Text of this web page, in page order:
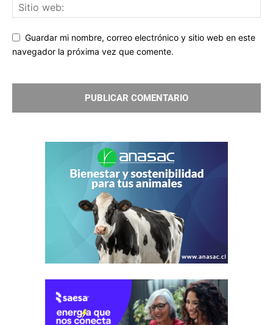
Guardar mi nombre, correo electrónico y sitio web en este
navegador la próxima vez que comente.